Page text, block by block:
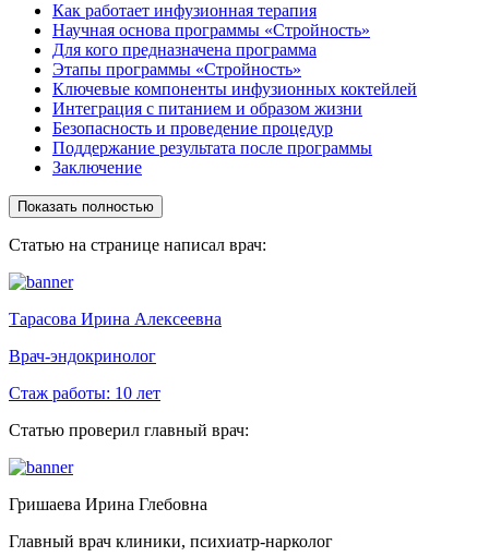
Как работает инфузионная терапия
Научная основа программы «Стройность»
Для кого предназначена программа
Этапы программы «Стройность»
Ключевые компоненты инфузионных коктейлей
Интеграция с питанием и образом жизни
Безопасность и проведение процедур
Поддержание результата после программы
Заключение
Показать полностью
Статью на странице написал врач:
Тарасова Ирина Алексеевна
Врач-эндокринолог
Стаж работы: 10 лет
Статью проверил главный врач:
Гришаева Ирина Глебовна
Главный врач клиники, психиатр-нарколог